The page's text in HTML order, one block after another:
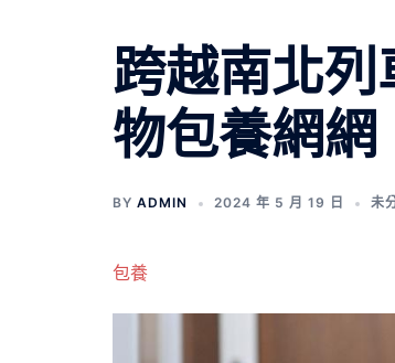
跨越南北列
物包養網網
BY ADMIN 2024 年 5 月 19 日 未
包養